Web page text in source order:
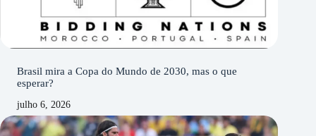
Brasil mira a Copa do Mundo de 2030, mas o que
esperar?
julho 6, 2026